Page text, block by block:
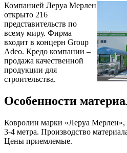
Компанией Леруа Мерлен
открыто 216
представительств по
всему миру. Фирма
входит в концерн Group
Adeo. Кредо компании –
продажа качественной
продукции для
строительства.
Особенности
Ковролин марки «Леруа
3-4 метра. Производство
Цены приемлемые.